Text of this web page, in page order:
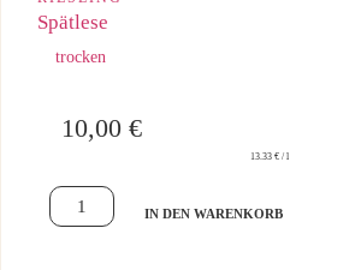
Spätlese
trocken
10,00 €
13.33 € / l
IN DEN WARENKORB